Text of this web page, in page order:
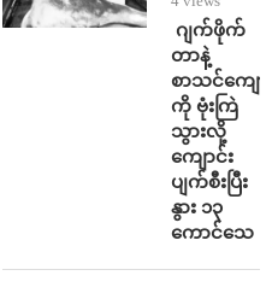
⁨⁩ ⁨ဂျက်ဖိုက်
တာနဲ့
စာသင်ကျော
ကို ဗုံးကြဲ
သွားလို့
ကျောင်း
ပျက်စီးပြီး
နွား ၁၃
ကောင်သေ